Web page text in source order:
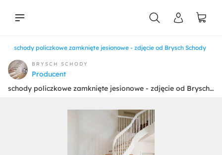
schody policzkowe zamknięte jesionowe - zdjęcie od Brysch Schody
BRYSCH SCHODY
Producent
schody policzkowe zamknięte jesionowe - zdjęcie od Brysch Schody